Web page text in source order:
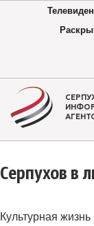
Серпухов в
Культурная жизнь